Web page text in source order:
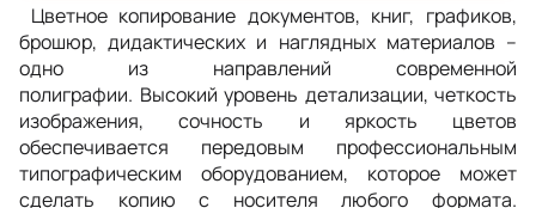
Цветное копирование документов, книг, графиков,
брошюр, дидактических и наглядных материалов –
одно из направлений современной
полиграфии. Высокий уровень детализации, четкость
изображения, сочность и яркость цветов
обеспечивается передовым профессиональным
типографическим оборудованием, которое может
сделать копию с носителя любого формата.